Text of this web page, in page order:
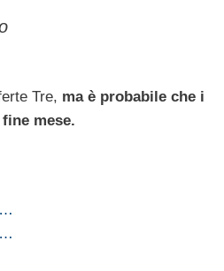
Tre, ma è probabile che i
mese.